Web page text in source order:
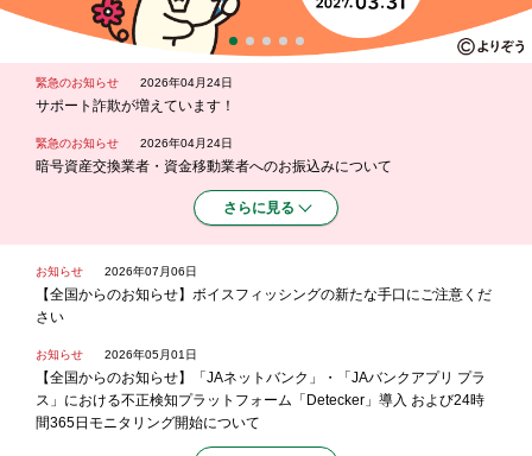
緊急のお知らせ 2026年04月24日
サポート詐欺が増えています！
緊急のお知らせ 2026年04月24日
暗号資産交換業者・資金移動業者へのお振込みについて
さらに見る
お知らせ 2026年07月06日
【全国からのお知らせ】ボイスフィッシングの新たな手口にご注意くだ
さい
お知らせ 2026年05月01日
【全国からのお知らせ】「JAネットバンク」・「JAバンクアプリ プラ
ス」における不正検知プラットフォーム「Detecker」導入 および24時
間365日モニタリング開始について